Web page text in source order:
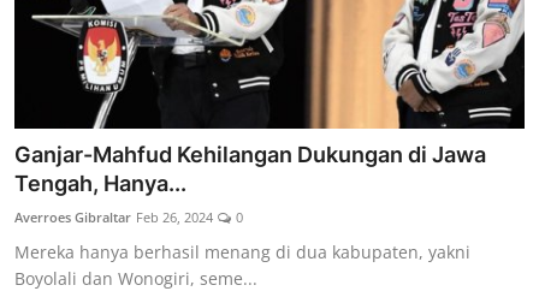
Ganjar-Mahfud Kehilangan Dukungan di Jawa
Tengah, Hanya...
Averroes Gibraltar Feb 26, 2024 0
Mereka hanya berhasil menang di dua kabupaten, yakni
Boyolali dan Wonogiri, seme...